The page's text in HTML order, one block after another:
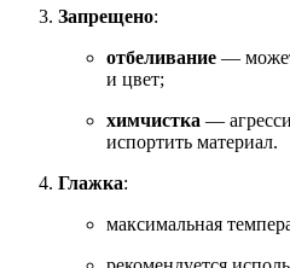
Запрещено:
отбеливание — может
и цвет;
химчистка —
испортить материал.
Глажка:
максимальная